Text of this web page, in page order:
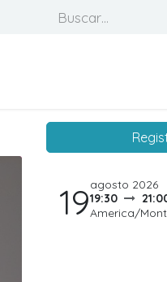
19agosto 2026
19:30
America/